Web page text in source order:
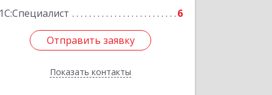
1С:Специалист
6
Отправить заявку
Показать контакты
Отправить заявку
Назад